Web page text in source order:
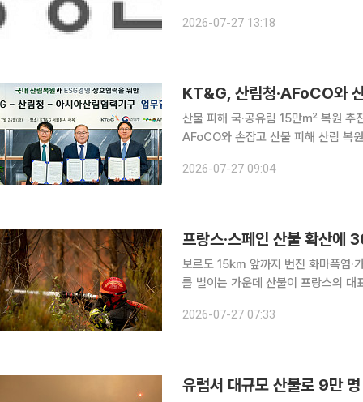
신속히 확인하고, 스트레스·우울·수
2026-07-27 13:18
KT&G, 산림청·AFoCO와
산불 피해 국·공유림 15만㎡ 복원 추진식재
AFoCO와 손잡고 산불 피해 산림 복
르면 24일 산림청, AFoCO(아시아산
2026-07-27 09:04
프랑스·스페인 산불 확산에
보르도 15㎞ 앞까지 번진 화마폭염·가뭄 겹치며 피해 눈덩
를 벌이는 가운데 산불이 프랑스의 대
피했다. 스페인에서는 7만5000명 이
2026-07-27 07:33
유럽서 대규모 산불로 9만